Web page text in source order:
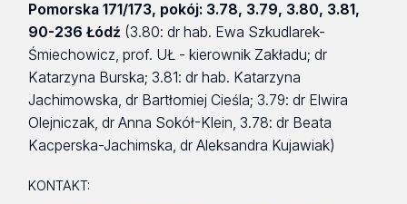
Pomorska 171/173, pokój: 3.78, 3.79, 3.80, 3.81 ,
90-236 Łódź (3.80: dr hab. Ewa Szkudlarek-
Śmiechowicz, prof. UŁ - kierownik Zakładu; dr
Katarzyna Burska; 3.81: dr hab. Katarzyna
Jachimowska, dr Bartłomiej Cieśla; 3.79: dr Elwira
Olejniczak, dr Anna Sokół-Klein, 3.78: dr Beata
Kacperska-Jachimska, dr Aleksandra Kujawiak)
KONTAKT: